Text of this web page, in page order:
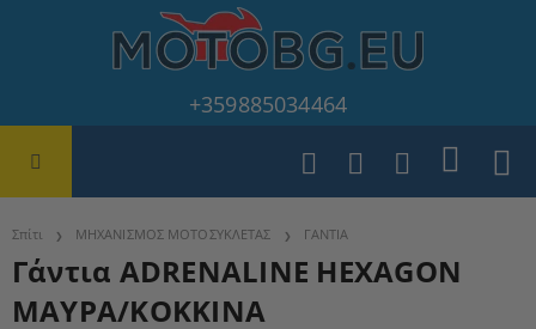
+359885034464
Σπίτι ΜΗΧΑΝΙΣΜΟΣ ΜΟΤΟΣΥΚΛΕΤΑΣ ΓΑΝΤΙΑ
Γάντια ADRENALINE HEXAGON
ΜΑΥΡΑ/ΚΟΚΚΙΝΑ